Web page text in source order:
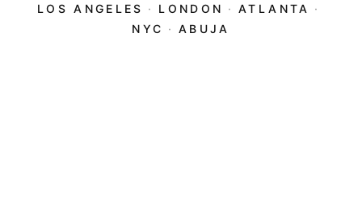
LOS ANGELES · LONDON · ATLANTA
·
NYC · ABUJA